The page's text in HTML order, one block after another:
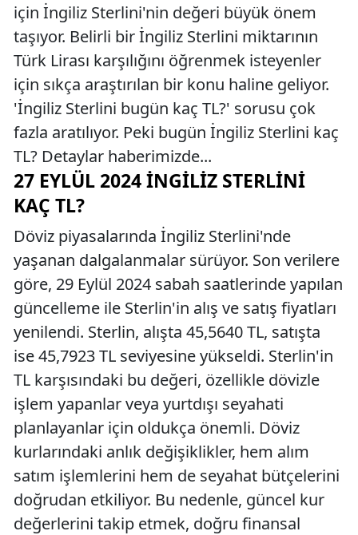
için İngiliz Sterlini'nin değeri büyük önem
taşıyor. Belirli bir İngiliz Sterlini miktarının
Türk Lirası karşılığını öğrenmek isteyenler
için sıkça araştırılan bir konu haline geliyor.
'İngiliz Sterlini bugün kaç TL?' sorusu çok
fazla aratılıyor. Peki bugün İngiliz Sterlini kaç
TL? Detaylar haberimizde...
27 EYLÜL 2024 İNGILIZ STERLINI
KAÇ TL?
Döviz piyasalarında İngiliz Sterlini'nde
yaşanan dalgalanmalar sürüyor. Son verilere
göre, 29 Eylül 2024 sabah saatlerinde yapılan
güncelleme ile Sterlin'in alış ve satış fiyatları
yenilendi. Sterlin, alışta 45,5640 TL, satışta
ise 45,7923 TL seviyesine yükseldi. Sterlin'in
TL karşısındaki bu değeri, özellikle dövizle
işlem yapanlar veya yurtdışı seyahati
planlayanlar için oldukça önemli. Döviz
kurlarındaki anlık değişiklikler, hem alım
satım işlemlerini hem de seyahat bütçelerini
doğrudan etkiliyor. Bu nedenle, güncel kur
değerlerini takip etmek, doğru finansal